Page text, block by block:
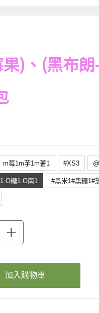
)、(黑布朗
m莓1m芋1m薯1 #XS3
糖1.O南1 #黑米1#黑糖1#
+
加入購物車